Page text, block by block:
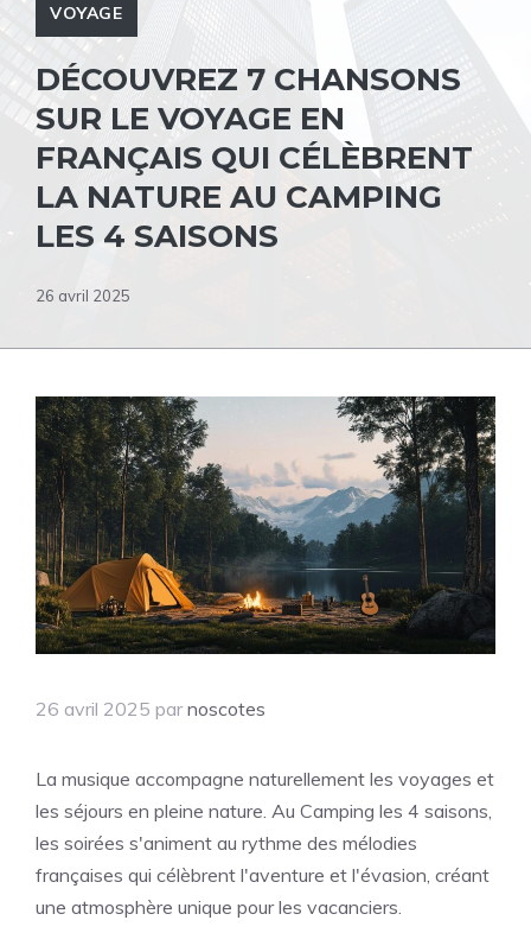
VOYAGE
DÉCOUVREZ 7 CHANSONS
SUR LE VOYAGE EN
FRANÇAIS QUI CÉLÈBRENT
LA NATURE AU CAMPING
LES 4 SAISONS
26 avril 2025
26 avril 2025 par noscotes
La musique accompagne naturellement les voyages et
les séjours en pleine nature. Au Camping les 4 saisons,
les soirées s'animent au rythme des mélodies
françaises qui célèbrent l'aventure et l'évasion, créant
une atmosphère unique pour les vacanciers.